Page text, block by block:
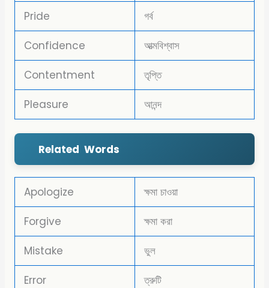
Pride গর্ব
Confidence আত্মবিশ্বাস
Contentment তৃপ্তি
Pleasure আনন্দ
Related Words
Apologize ক্ষমা চাওয়া
Forgive ক্ষমা করা
Mistake ভুল
Error ত্রুটি